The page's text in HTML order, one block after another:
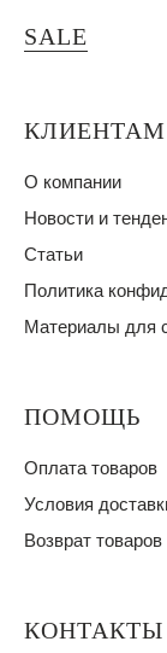
SALE
КЛИЕНТАМ
О компании
Новости и
Статьи
Политика
Материалы для
ПОМОЩЬ
Оплата товаров
Условия
Возврат товаров
КОНТАКТЫ